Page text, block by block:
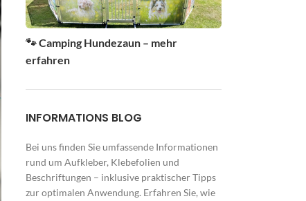
🐾 Camping Hundezaun – mehr
erfahren
INFORMATIONS BLOG
Bei uns finden Sie umfassende Informationen
rund um Aufkleber, Klebefolien und
Beschriftungen – inklusive praktischer Tipps
zur optimalen Anwendung. Erfahren Sie, wie